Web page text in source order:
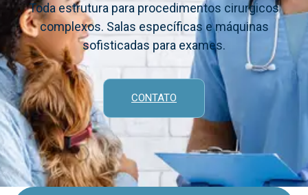
Toda estrutura para procedimentos cirurgicos
complexos. Salas específicas e máquinas
sofisticadas para exames.
CONTATO